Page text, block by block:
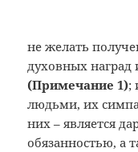
не желать
духовных
(Примечание 1);
людьми, их
них – является
обязанностью, а